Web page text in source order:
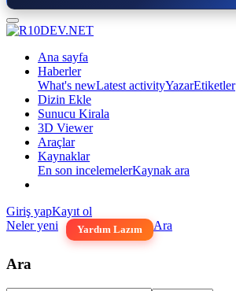
Ana sayfa
Haberler
What's newLatest activityYazarEtiketler
Dizin Ekle
Sunucu Kirala
3D Viewer
Araçlar
Kaynaklar
En son incelemelerKaynak ara
Giriş yapKayıt ol
Neler yeni
Yardım Lazım Ara
Ara